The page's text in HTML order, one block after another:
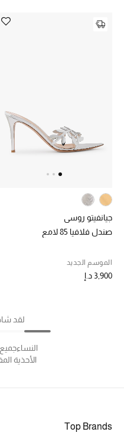
جيانفيتو روسي
صندل فلافيا 85 لامع
الموسم الجديد
3,900 د.إ
لقد
النساءجميع
الأحذية
Top Brands